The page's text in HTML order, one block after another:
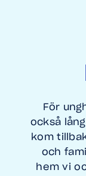
För
också
kom
och
hem vi